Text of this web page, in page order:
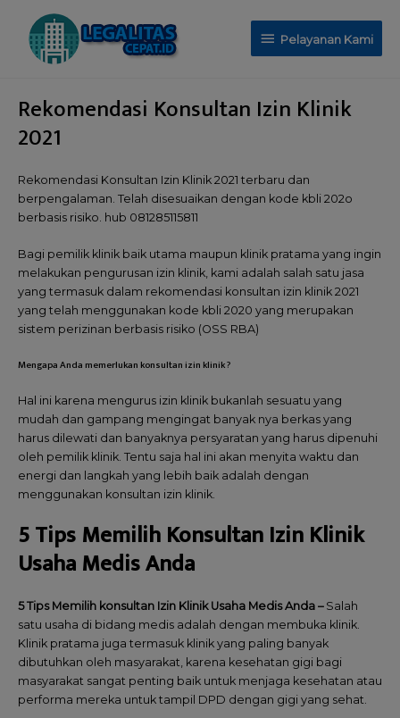
Pelayanan Kami
Rekomendasi Konsultan Izin Klinik
2021
Rekomendasi Konsultan Izin Klinik 2021 terbaru dan
berpengalaman. Telah disesuaikan dengan kode kbli 202o
berbasis risiko. hub 081285115811
Bagi pemilik klinik baik utama maupun klinik pratama yang ingin
melakukan pengurusan izin klinik, kami adalah salah satu jasa
yang termasuk dalam rekomendasi konsultan izin klinik 2021
yang telah menggunakan kode kbli 2020 yang merupakan
sistem perizinan berbasis risiko (OSS RBA)
Mengapa Anda memerlukan konsultan izin klinik ?
Hal ini karena mengurus izin klinik bukanlah sesuatu yang
mudah dan gampang mengingat banyak nya berkas yang
harus dilewati dan banyaknya persyaratan yang harus dipenuhi
oleh pemilik klinik. Tentu saja hal ini akan menyita waktu dan
energi dan langkah yang lebih baik adalah dengan
menggunakan konsultan izin klinik.
5 Tips Memilih Konsultan Izin Klinik
Usaha Medis Anda
5 Tips Memilih konsultan Izin Klinik Usaha Medis Anda – Salah
satu usaha di bidang medis adalah dengan membuka klinik.
Klinik pratama juga termasuk klinik yang paling banyak
dibutuhkan oleh masyarakat, karena kesehatan gigi bagi
masyarakat sangat penting baik untuk menjaga kesehatan atau
performa mereka untuk tampil DPD dengan gigi yang sehat.